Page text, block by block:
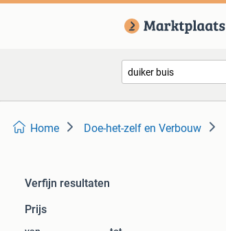
Home Doe-het-zelf en Verbouw
Verfijn resultaten
Prijs